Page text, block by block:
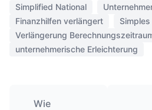
Simplified National
Finanzhilfen verlängert
Verlängerung
unternehmerische Erleichterung
Wie